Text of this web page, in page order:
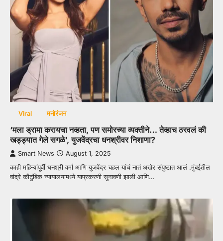
Viral मनोरंजन
‘मला ड्रामा करायचा नव्हता, पण समोरच्या व्यक्तीने… तेव्हाच ठरवलं की
खड्ड्यात गेले सगळे’, युजवेंद्रचा धनश्रीवर निशाणा?
Smart News August 1, 2025
काही महिन्यांपूर्वी धनश्री वर्मा आणि युजवेंद्र चहल यांचं नातं अखेर संपुष्टात आलं .मुंबईतील
वांद्रे कौटुंबिक न्यायालयामध्ये याप्रकरणी सुनावणी झाली आणि…